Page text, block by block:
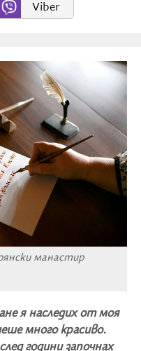
Viber
манастир
я наследих от моя
много красиво.
години започнах